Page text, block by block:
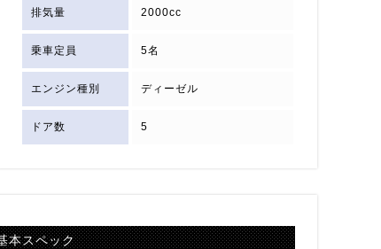
排気量 2000cc
乗車定員 5名
エンジン種別 ディーゼル
ドア数 5
本スペック